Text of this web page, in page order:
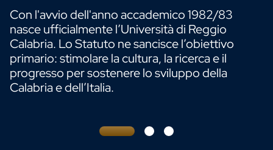
Sottotitolo
Con l'avvio dell'anno accademico 1982/83
nasce ufficialmente l’Università di Reggio
Calabria. Lo Statuto ne sancisce l’obiettivo
primario: stimolare la cultura, la ricerca e il
progresso per sostenere lo sviluppo della
Calabria e dell’Italia.